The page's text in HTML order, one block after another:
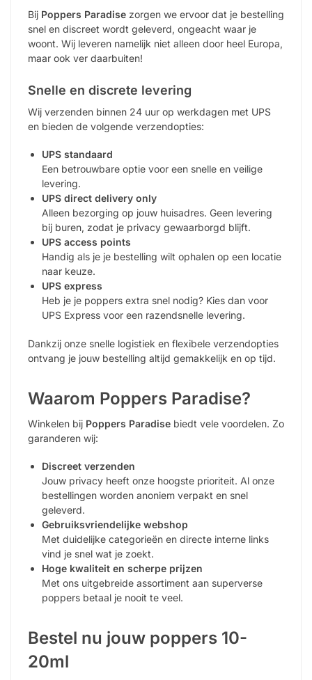
Bij Poppers Paradise zorgen we ervoor dat je bestelling
snel en discreet wordt geleverd, ongeacht waar je
woont. Wij leveren namelijk niet alleen door heel Europa,
maar ook ver daarbuiten!
Snelle en discrete levering
Wij verzenden binnen 24 uur op werkdagen met UPS
en bieden de volgende verzendopties:
UPS standaard
Een betrouwbare optie voor een snelle en veilige
levering.
UPS direct delivery only
Alleen bezorging op jouw huisadres. Geen levering
bij buren, zodat je privacy gewaarborgd blijft.
UPS access points
Handig als je je bestelling wilt ophalen op een locatie
naar keuze.
UPS express
Heb je je poppers extra snel nodig? Kies dan voor
UPS Express voor een razendsnelle levering.
Dankzij onze snelle logistiek en flexibele verzendopties
ontvang je jouw bestelling altijd gemakkelijk en op tijd.
Waarom Poppers Paradise?
Winkelen bij Poppers Paradise biedt vele voordelen. Zo
garanderen wij:
Discreet verzenden
Jouw privacy heeft onze hoogste prioriteit. Al onze
bestellingen worden anoniem verpakt en snel
geleverd.
Gebruiksvriendelijke webshop
Met duidelijke categorieën en directe interne links
vind je snel wat je zoekt.
Hoge kwaliteit en scherpe prijzen
Met ons uitgebreide assortiment aan superverse
poppers betaal je nooit te veel.
Bestel nu jouw poppers 10-
20ml